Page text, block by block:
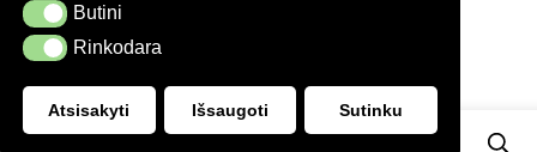
Butini Butini
RinkodaraRinkodara
Atsisakyti Išsaugoti Sutinku
2